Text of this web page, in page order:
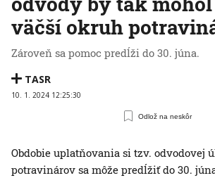
väčší okruh
Zároveň sa pomoc predĺži do 30. júna.
TASR
10. 1. 2024 12:25:30
Odlož na neskôr
Obdobie uplatňovania si tzv. odvodovej
potravinárov sa môže predĺžiť do 30.